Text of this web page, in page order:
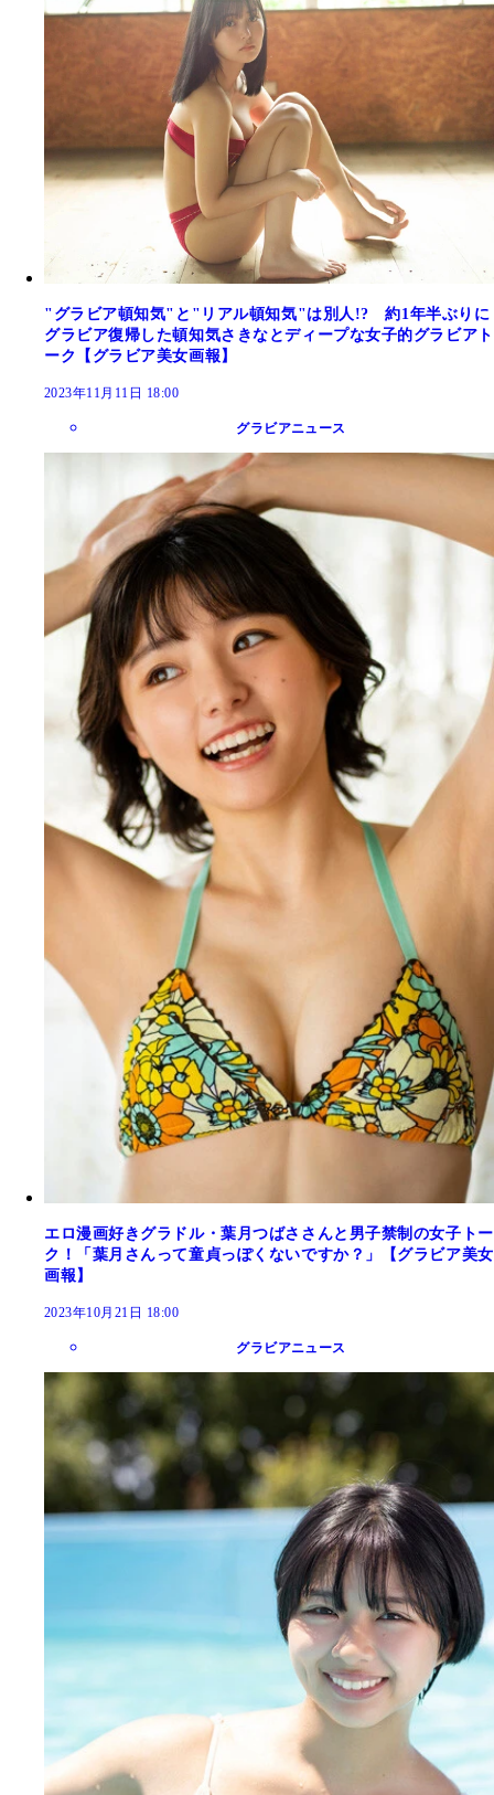
"グラビア頓知気"と"リアル頓知気"は別人!? 約1年半ぶりに
グラビア復帰した頓知気さきなとディープな女子的グラビアト
ーク【グラビア美女画報】
2023年11月11日 18:00
グラビアニュース
エロ漫画好きグラドル・葉月つばささんと男子禁制の女子トー
ク！「葉月さんって童貞っぽくないですか？」【グラビア美女
画報】
2023年10月21日 18:00
グラビアニュース